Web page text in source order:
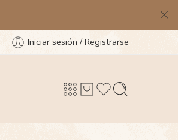
Iniciar sesión / Registrarse